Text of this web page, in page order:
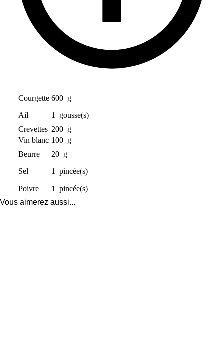
Courgette 600 g
Ail
1
gousse(s)
Crevettes 200 g
Vin blanc 100 g
Beurre
20 g
Sel
1
pincée(s)
Poivre
1
pincée(s)
Vous aimerez aussi...